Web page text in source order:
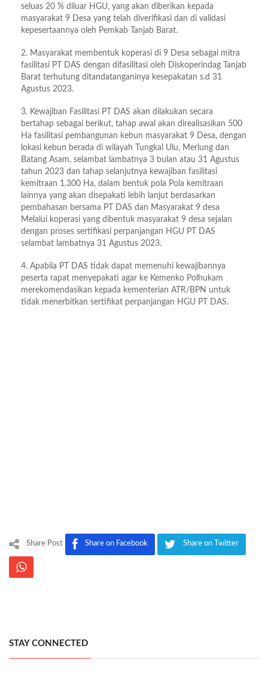
seluas 20 % diluar HGU, yang akan diberikan kepada
masyarakat 9 Desa yang telah diverifikasi dan di validasi
kepesertaannya oleh Pemkab Tanjab Barat.
2. Masyarakat membentuk koperasi di 9 Desa sebagai mitra
fasilitasi PT DAS dengan difasilitasi oleh Diskoperindag Tanjab
Barat terhutung ditandatanganinya kesepakatan s.d 31
Agustus 2023.
3. Kewajiban Fasilitasi PT DAS akan dilakukan secara
bertahap sebagai berikut, tahap awal akan direalisasikan 500
Ha fasilitasi pembangunan kebun masyarakat 9 Desa, dengan
lokasi kebun berada di wilayah Tungkal Ulu, Merlung dan
Batang Asam, selambat lambatnya 3 bulan atau 31 Agustus
tahun 2023 dan tahap selanjutnya kewajiban fasilitasi
kemitraan 1.300 Ha, dalam bentuk pola Pola kemitraan
lainnya yang akan disepakati lebih lanjut berdasarkan
pembahasan bersama PT DAS dan Masyarakat 9 desa
Melalui koperasi yang dibentuk masyarakat 9 desa sejalan
dengan proses sertifikasi perpanjangan HGU PT DAS
selambat lambatnya 31 Agustus 2023.
4. Apabila PT DAS tidak dapat memenuhi kewajibannya
peserta rapat menyepakati agar ke Kemenko Polhukam
merekomendasikan kepada kementerian ATR/BPN untuk
tidak menerbitkan sertifikat perpanjangan HGU PT DAS.
Share Post Share on Facebook Share on Twitter
STAY CONNECTED